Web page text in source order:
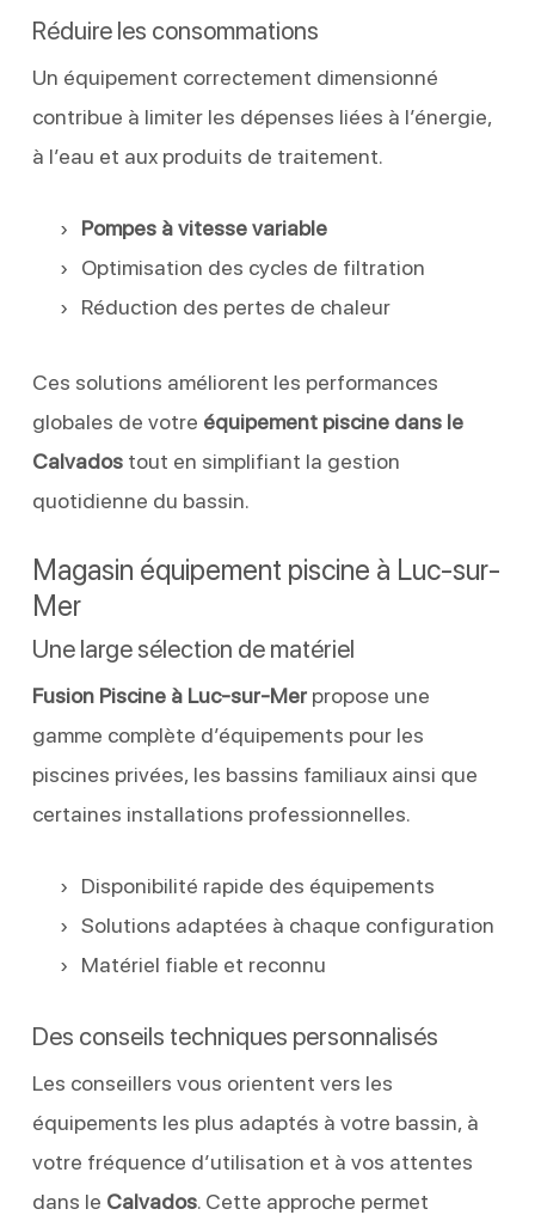
Réduire les consommations
Un équipement correctement dimensionné
contribue à limiter les dépenses liées à l’énergie,
à l’eau et aux produits de traitement.
Pompes à vitesse variable
Optimisation des cycles de filtration
Réduction des pertes de chaleur
Ces solutions améliorent les performances
globales de votre équipement piscine dans le
Calvadostout en simplifiant la gestion
quotidienne du bassin.
Magasin équipement piscine à Luc-sur-
Mer
Une large sélection de matériel
Fusion Piscine à Luc-sur-Merpropose une
gamme complète d’équipements pour les
piscines privées, les bassins familiaux ainsi que
certaines installations professionnelles.
Disponibilité rapide des équipements
Solutions adaptées à chaque configuration
Matériel fiable et reconnu
Des conseils techniques personnalisés
Les conseillers vous orientent vers les
équipements les plus adaptés à votre bassin, à
votre fréquence d’utilisation et à vos attentes
dans le Calvados. Cette approche permet